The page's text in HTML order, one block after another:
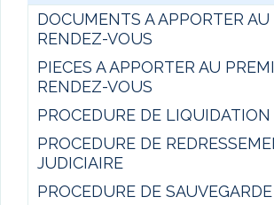
DOCUMENTS A APPORTER AU
RENDEZ-VOUS
PIECES A APPORTER AU
RENDEZ-VOUS
PROCEDURE DE
PROCEDURE DE
JUDICIAIRE
PROCEDURE DE SAUVEGARDE